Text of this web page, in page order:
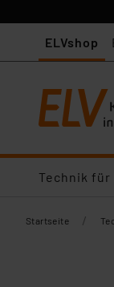
ELVshop
Technik für
Startseite /